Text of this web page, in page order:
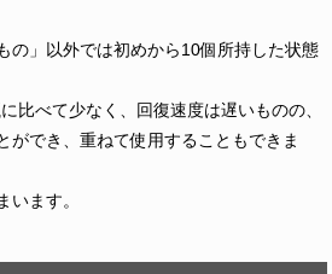
の」以外では初めから10個所持した状態
比べて少なく、回復速度は遅いものの、
ができ、重ねて使用することもできま
います。